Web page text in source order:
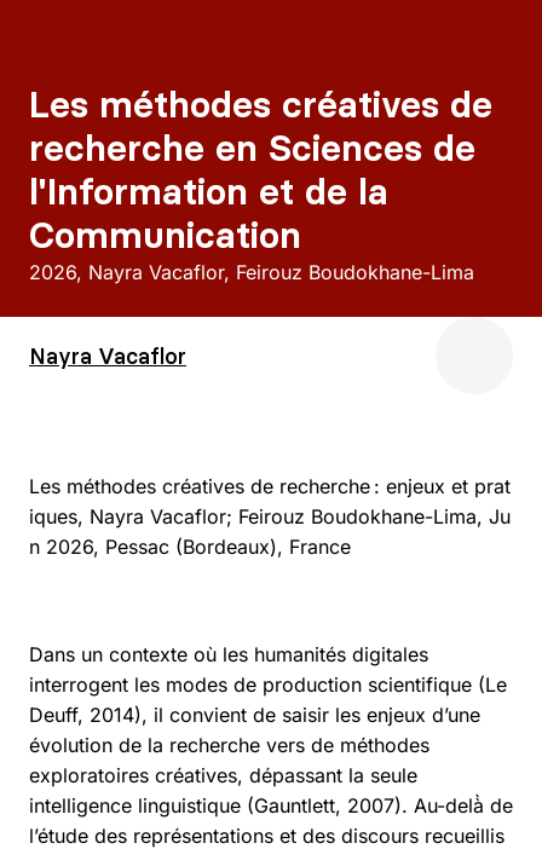
Les méthodes créatives de
recherche en Sciences de
l'Information et de la
Communication
2026 Nayra Vacaflor, Feirouz Boudokhane-Lima
Nayra Vacaflor
Les méthodes créatives de recherche : enjeux et prat
iques, Nayra Vacaflor; Feirouz Boudokhane-Lima, Ju
n 2026, Pessac (Bordeaux), France
Dans un contexte où les humanités digitales
interrogent les modes de production scientifique (Le
Deuff, 2014), il convient de saisir les enjeux d’une
évolution de la recherche vers de méthodes
exploratoires créatives, dépassant la seule
intelligence linguistique (Gauntlett, 2007). Au-delà̀ de
l’étude des représentations et des discours recueillis